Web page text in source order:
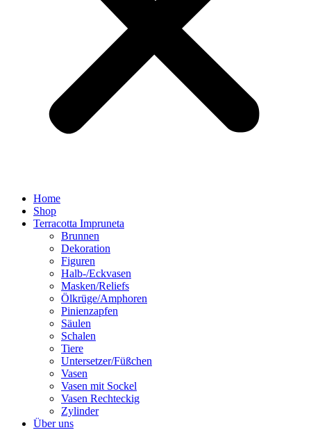
Home
Shop
Terracotta Impruneta
Brunnen
Dekoration
Figuren
Halb-/Eckvasen
Masken/Reliefs
Ölkrüge/Amphoren
Pinienzapfen
Säulen
Schalen
Tiere
Untersetzer/Füßchen
Vasen
Vasen mit Sockel
Vasen Rechteckig
Zylinder
Über uns